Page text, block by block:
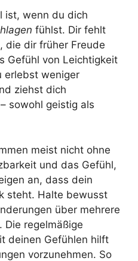
ist, wenn du dich
fühlst. Dir fehlt
die dir früher Freude
Gefühl von Leichtigkeit
erlebst weniger
ziehst dich
sowohl geistig als
meist nicht ohne
und das Gefühl,
an, dass dein
steht. Halte bewusst
über mehrere
Die regelmäßige
deinen Gefühlen hilft
vorzunehmen. So